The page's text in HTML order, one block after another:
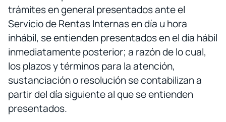
trámites en general presentados ante el
Servicio de Rentas Internas en día u hora
inhábil, se entienden presentados en el día hábil
inmediatamente posterior; a razón de lo cual,
los plazos y términos para la atención,
sustanciación o resolución se contabilizan a
partir del día siguiente al que se entienden
presentados.